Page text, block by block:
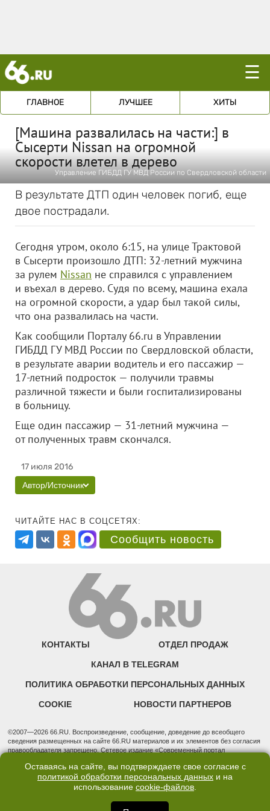
☰
ГЛАВНОЕ ЛУЧШЕЕ ХИТЫ
[Машина развалилась на части:] в
Сысерти Nissan на огромной
скорости влетел в дерево
Управление ГИБДД ГУ МВД России по Свердловской области
В результате ДТП один человек погиб, еще
двое пострадали.
Сегодня утром, около 6:15, на улице Трактовой
в Сысерти произошло ДТП: 32-летний мужчина
за рулем Nissan не справился с управлением
и въехал в дерево. Судя по всему, машина ехала
на огромной скорости, а удар был такой силы,
что она развалилась на части.
Как сообщили Порталу 66.ru в Управлении
ГИБДД ГУ МВД России по Свердловской области,
в результате аварии водитель и его пассажир —
17-летний подросток — получили травмы
различной тяжести и были госпитализированы
в больницу.
Еще один пассажир — 31-летний мужчина —
от полученных травм скончался.
17 июля 2016
Автор/Источник
ЧИТАЙТЕ НАС В СОЦСЕТЯХ:
Сообщить новость
КОНТАКТЫ ОТДЕЛ ПРОДАЖ
КАНАЛ В TELEGRAM
ПОЛИТИКА ОБРАБОТКИ ПЕРСОНАЛЬНЫХ ДАННЫХ
COOKIE НОВОСТИ ПАРТНЕРОВ
©2007—2026 66.RU. Воспроизведение, сообщение, доведение до всеобщего
сведения размещенных на сайте 66.RU материалов и их элементов без согласия
правообладателя запрещено. Сетевое издание «Современный портал
надзору в сфере связи, информационных технологий и массовых коммуникаций
(Роскомнадзор). Регистрационный номер ЭЛ № ФС 77 - 76634 от 02.09.2019
Учредитель: Общество с ограниченной ответственностью "66.ру". Юридический
3, оф. 7015 Фактический адрес редакции и отдела продаж: 620014, Свердловская
Оставаясь на сайте, вы подтверждаете свое согласие с
политикой обработки персональных данных и на
использование cookie-файлов.